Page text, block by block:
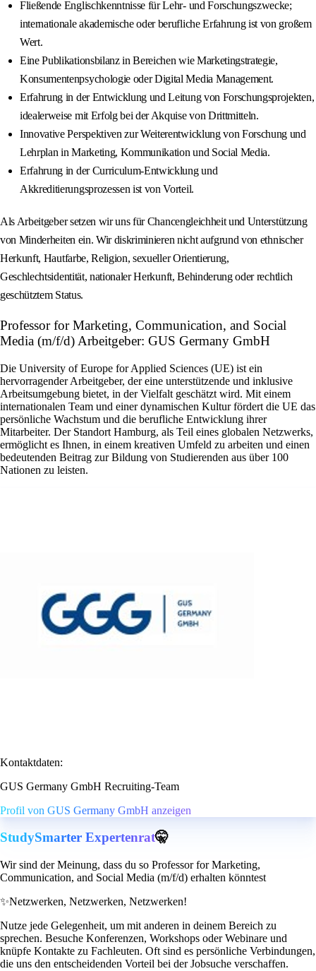
Fließende Englischkenntnisse für Lehr- und Forschungszwecke;
internationale akademische oder berufliche Erfahrung ist von großem
Wert.
Eine Publikationsbilanz in Bereichen wie Marketingstrategie,
Konsumentenpsychologie oder Digital Media Management.
Erfahrung in der Entwicklung und Leitung von Forschungsprojekten,
idealerweise mit Erfolg bei der Akquise von Drittmitteln.
Innovative Perspektiven zur Weiterentwicklung von Forschung und
Lehrplan in Marketing, Kommunikation und Social Media.
Erfahrung in der Curriculum-Entwicklung und
Akkreditierungsprozessen ist von Vorteil.
Als Arbeitgeber setzen wir uns für Chancengleichheit und Unterstützung
von Minderheiten ein. Wir diskriminieren nicht aufgrund von ethnischer
Herkunft, Hautfarbe, Religion, sexueller Orientierung,
Geschlechtsidentität, nationaler Herkunft, Behinderung oder rechtlich
geschütztem Status.
Professor for Marketing, Communication, and Social
Media (m/f/d) Arbeitgeber: GUS Germany GmbH
Die University of Europe for Applied Sciences (UE) ist ein
hervorragender Arbeitgeber, der eine unterstützende und inklusive
Arbeitsumgebung bietet, in der Vielfalt geschätzt wird. Mit einem
internationalen Team und einer dynamischen Kultur fördert die UE das
persönliche Wachstum und die berufliche Entwicklung ihrer
Mitarbeiter. Der Standort Hamburg, als Teil eines globalen Netzwerks,
ermöglicht es Ihnen, in einem kreativen Umfeld zu arbeiten und einen
bedeutenden Beitrag zur Bildung von Studierenden aus über 100
Nationen zu leisten.
Kontaktdaten:
GUS Germany GmbH Recruiting-Team
Profil von GUS Germany GmbH anzeigen
StudySmarter Expertenrat🤫
Wir sind der Meinung, dass du so Professor for Marketing,
Communication, and Social Media (m/f/d) erhalten könntest
✨Netzwerken, Netzwerken, Netzwerken!
Nutze jede Gelegenheit, um mit anderen in deinem Bereich zu
sprechen. Besuche Konferenzen, Workshops oder Webinare und
knüpfe Kontakte zu Fachleuten. Oft sind es persönliche Verbindungen,
die uns den entscheidenden Vorteil bei der Jobsuche verschaffen.